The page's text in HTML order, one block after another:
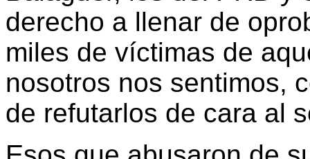
derecho a llenar de
miles de víctimas de
nosotros nos sentimos,
de refutarlos de cara al